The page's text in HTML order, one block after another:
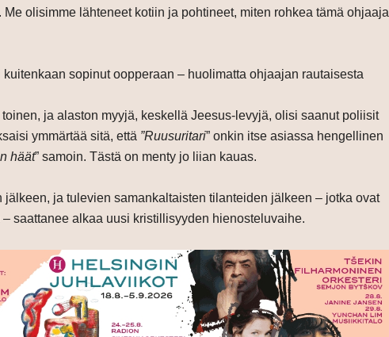
olisimme lähteneet kotiin ja pohtineet, miten rohkea tämä ohjaaja
sopinut oopperaan – huolimatta ohjaajan rautaisesta
ja alaston myyjä, keskellä Jeesus-levyjä, olisi saanut poliisit
ymmärtää sitä, että ”Ruusuritari” onkin itse asiassa hengellinen
häät” samoin. Tästä on menty jo liian kauas.
jälkeen, ja tulevien samankaltaisten tilanteiden jälkeen – jotka ovat
saattanee alkaa uusi kristillisyyden hienosteluvaihe.